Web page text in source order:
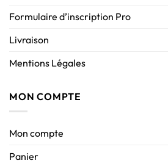
Formulaire d’inscription Pro
Livraison
Mentions Légales
MON COMPTE
Mon compte
Panier